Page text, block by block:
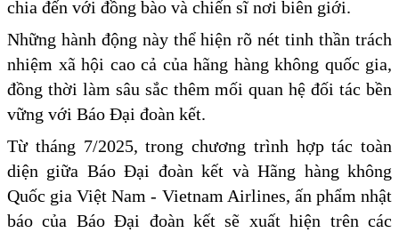
chia đến với đồng bào và chiến sĩ nơi biên giới.
Những hành động này thể hiện rõ nét tinh thần trách
nhiệm xã hội cao cả của hãng hàng không quốc gia,
đồng thời làm sâu sắc thêm mối quan hệ đối tác bền
vững với Báo Đại đoàn kết.
Từ tháng 7/2025, trong chương trình hợp tác toàn
diện giữa Báo Đại đoàn kết và Hãng hàng không
Quốc gia Việt Nam - Vietnam Airlines, ấn phẩm nhật
báo của Báo Đại đoàn kết sẽ xuất hiện trên các